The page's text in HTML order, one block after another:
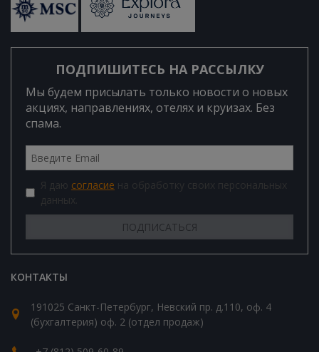
ПОДПИШИТЕСЬ НА РАССЫЛКУ
Мы будем присылать только новости о новых
акциях, направлениях, отелях и круизах. Без
спама.
Я даю согласие на обработку своих персональных
данных.
КОНТАКТЫ
191025 Санкт-Петербург, Невский пр. д.110, оф. 4
(бухгалтерия) оф. 2 (отдел продаж)